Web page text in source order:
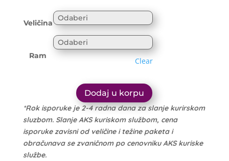
through
10.999 рсд
1.614 рсд
through
10.449 рсд
Veličina
Ram
Clear
Dodaj u korpu
*Rok isporuke je 2-4 radna dana za slanje kurirskom
sluzbom. Slanje AKS kuriskom službom, cena
isporuke zavisni od veličine i težine paketa i
obračunava se zvaničnom po cenovniku AKS kuriske
službe.